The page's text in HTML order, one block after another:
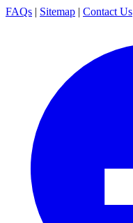
FAQs | Sitemap | Contact Us